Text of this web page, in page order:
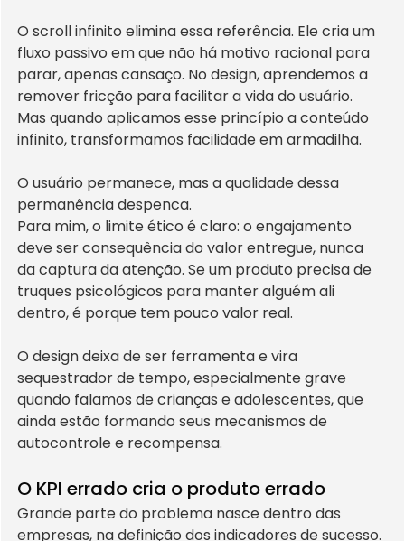
O scroll infinito elimina essa referência. Ele cria um
fluxo passivo em que não há motivo racional para
parar, apenas cansaço. No design, aprendemos a
remover fricção para facilitar a vida do usuário.
Mas quando aplicamos esse princípio a conteúdo
infinito, transformamos facilidade em armadilha.
O usuário permanece, mas a qualidade dessa
permanência despenca.
Para mim, o limite ético é claro: o engajamento
deve ser consequência do valor entregue, nunca
da captura da atenção. Se um produto precisa de
truques psicológicos para manter alguém ali
dentro, é porque tem pouco valor real.
O design deixa de ser ferramenta e vira
sequestrador de tempo, especialmente grave
quando falamos de crianças e adolescentes, que
ainda estão formando seus mecanismos de
autocontrole e recompensa.
O KPI errado cria o produto errado
Grande parte do problema nasce dentro das
empresas, na definição dos indicadores de sucesso.